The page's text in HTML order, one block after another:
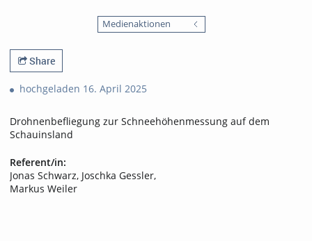
Medienaktionen
Share
hochgeladen 16. April 2025
Drohnenbefliegung zur Schneehöhenmessung auf dem
Schauinsland
Referent/in:
Jonas Schwarz, Joschka Gessler,
Markus Weiler